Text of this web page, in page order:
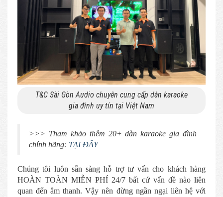
T&C Sài Gòn Audio chuyên cung cấp dàn karaoke
gia đình uy tín tại Việt Nam
>>> Tham khảo thêm 20+ dàn karaoke gia đình
chính hãng: TẠI ĐÂY
Chúng tôi luôn sẵn sàng hỗ trợ tư vấn cho khách hàng
HOÀN TOÀN MIỄN PHÍ 24/7 bất cứ vấn đề nào liên
quan đến âm thanh. Vậy nên đừng ngần ngại liên hệ với